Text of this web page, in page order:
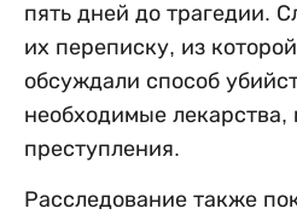
пять дней до трагедии.
их переписку, из
обсуждали способ
необходимые
преступления.
Расследование также